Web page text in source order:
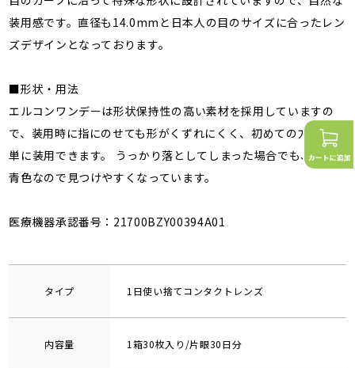
装用感です。直径も14.0mmと日本人の目のサイズに合ったレン
ズデザインとなっております。
■形状・用法
エルコンワンデーは形状保持性の高い素材を採用していますの
で、装用時に指にのせても形がくずれにくく、初めての方でも簡
単に装用できます。 うっかり落としてしまった場合でも、淡い
青色なので見つけやすくなっています。
医療機器承認番号：21700BZY00394A01
タイプ 1日使い捨てコンタクトレンズ
内容量 1箱30枚入り/片眼30日分